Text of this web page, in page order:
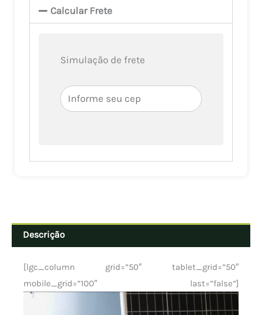
Monitoramento
Solar
Calcular Frete
Simulação de frete
Descrição
[lgc_column grid=”50″ tablet_grid=”50″
mobile_grid=”100″ last=”false”]